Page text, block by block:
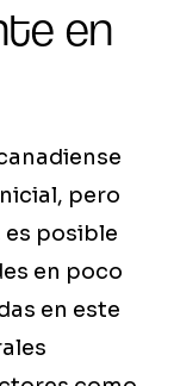
en
pero
es posible
en poco
en este